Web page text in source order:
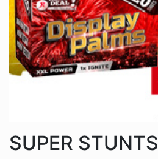
SUPER STUNTS